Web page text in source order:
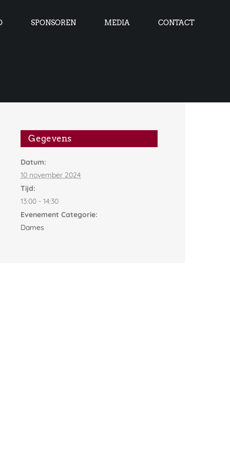
SPONSOREN MEDIA CONTACT
Gegevens
Datum:
10 november 2024
Tijd:
13:00 - 14:30
Evenement Categorie:
Dames